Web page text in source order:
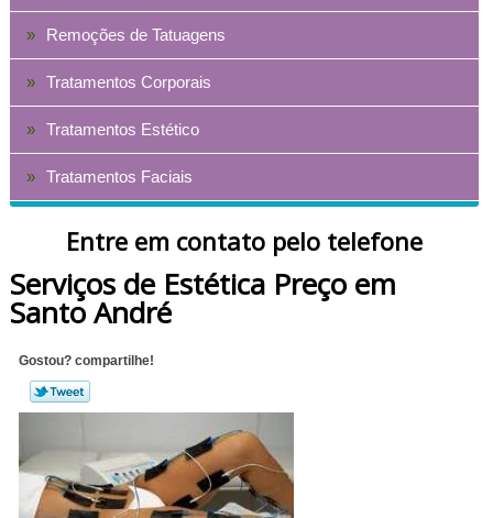
Remoções de Tatuagens
Tratamentos Corporais
Tratamentos Estético
Tratamentos Faciais
Entre em contato pelo telefone
Serviços de Estética Preço em
Santo André
Gostou? compartilhe!